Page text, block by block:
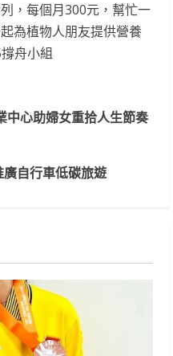
，每個月300元，幫忙一
為植物人朋友提供營養
舟小組
心助婦女重拾人生節奏
廣自行車低碳旅遊